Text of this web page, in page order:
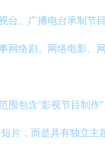
台、广播电台承制
网络剧、网络电影
围包含“影视节目制
片，而是具有独立